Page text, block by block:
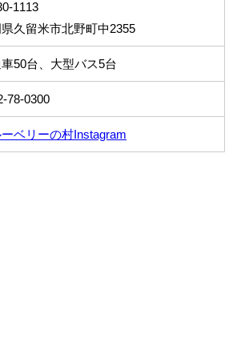
1113
久留米市北野町中2355
50台、大型バス5台
78-0300
ベリーの村Instagram